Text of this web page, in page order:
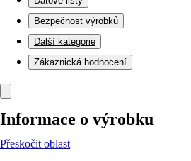
Bezpečnost výrobků
Další kategorie
Zákaznická hodnocení
Informace o výrobku
Přeskočit oblast